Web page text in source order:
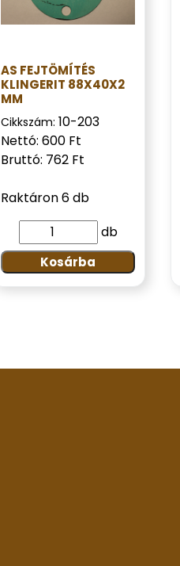
AS FEJTÖMÍTÉS
KLINGERIT 88X40X2
MM
Cikkszám: 10-203
Nettó: 600 Ft
Bruttó: 762 Ft
Raktáron 6 db
db
Kosárba